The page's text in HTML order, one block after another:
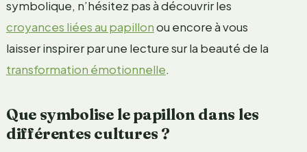
symbolique, n’hésitez pas à découvrir les
croyances liées au papillonou encore à vous
laisser inspirer par une lecture sur la beauté de la
transformation émotionnelle.
Que symbolise le papillon dans les
différentes cultures ?